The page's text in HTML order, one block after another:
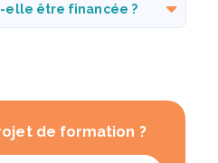
elle être financée ?
de formation ?